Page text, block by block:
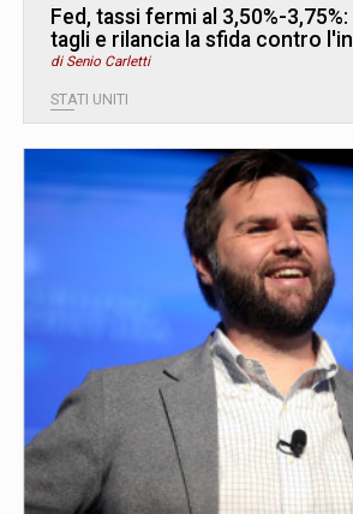
Fed, tassi fermi al 3,50%-
tagli e rilancia la sfida contro
di Senio Carletti
STATI UNITI